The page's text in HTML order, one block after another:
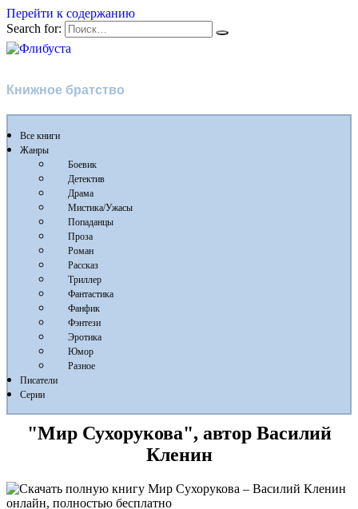
Перейти к содержанию
Search for:
Книжное братство
Все книги
Жанры
Боевик
Детектив
Драма
Мистика/Ужасы
Попаданцы
Проза
Роман
Рассказ
Триллер
Фантастика
Фанфик
Фэнтези
Эротика
Юмор
Разное
Писатели
Серии
"Мир Сухорукова", автор Василий
Кленин